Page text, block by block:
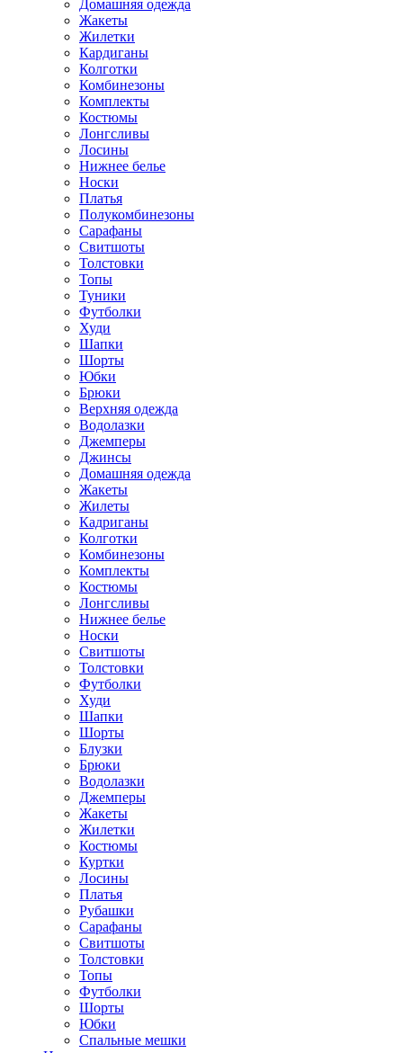
Домашняя одежда
Жакеты
Жилетки
Кардиганы
Колготки
Комбинезоны
Комплекты
Костюмы
Лонгсливы
Лосины
Нижнее белье
Носки
Платья
Полукомбинезоны
Сарафаны
Свитшоты
Толстовки
Топы
Туники
Футболки
Худи
Шапки
Шорты
Юбки
Брюки
Верхняя одежда
Водолазки
Джемперы
Джинсы
Домашняя одежда
Жакеты
Жилеты
Кадриганы
Колготки
Комбинезоны
Комплекты
Костюмы
Лонгсливы
Нижнее белье
Носки
Свитшоты
Толстовки
Футболки
Худи
Шапки
Шорты
Блузки
Брюки
Водолазки
Джемперы
Жакеты
Жилетки
Костюмы
Куртки
Лосины
Платья
Рубашки
Сарафаны
Свитшоты
Толстовки
Топы
Футболки
Шорты
Юбки
Спальные мешки